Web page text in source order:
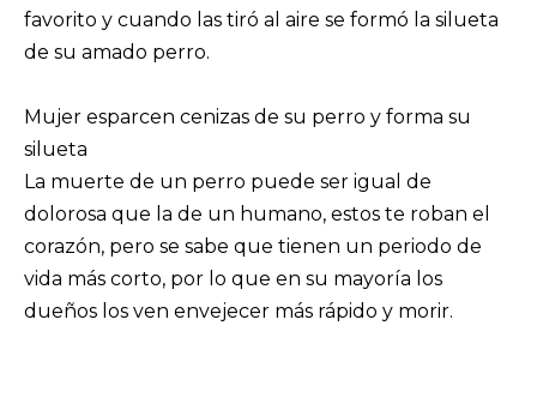
favorito y cuando las tiró al aire se formó la silueta
de su amado perro.
Mujer esparcen cenizas de su perro y forma su
silueta
La muerte de un perro puede ser igual de
dolorosa que la de un humano, estos te roban el
corazón, pero se sabe que tienen un periodo de
vida más corto, por lo que en su mayoría los
dueños los ven envejecer más rápido y morir.